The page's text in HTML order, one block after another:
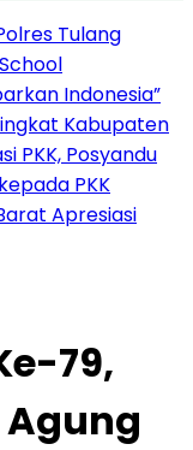
Tulang
Indonesia”
Kabupaten
PKK, Posyandu
PKK
Apresiasi
79,